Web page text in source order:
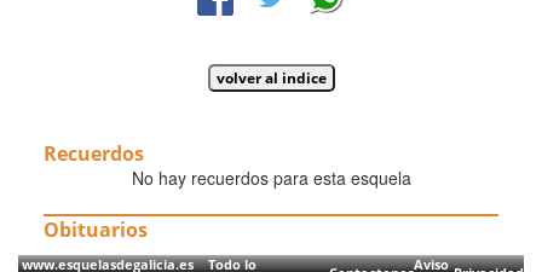
Recuerdos
No hay recuerdos para esta esquela
Obituarios
www.esquelasdegalicia.es Todo lo Aviso